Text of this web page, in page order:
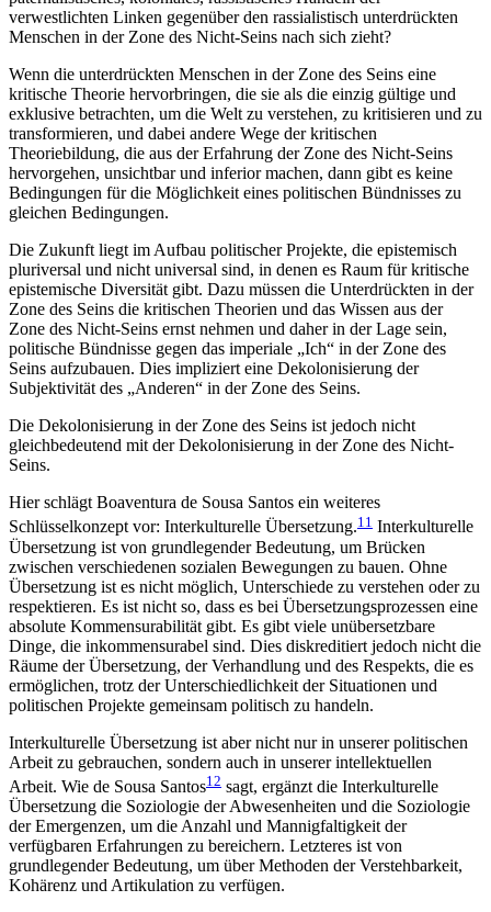
verwestlichten Linken gegenüber den rassialistisch unterdrückten
Menschen in der Zone des Nicht-Seins nach sich zieht?
Wenn die unterdrückten Menschen in der Zone des Seins eine
kritische Theorie hervorbringen, die sie als die einzig gültige und
exklusive betrachten, um die Welt zu verstehen, zu kritisieren und zu
transformieren, und dabei andere Wege der kritischen
Theoriebildung, die aus der Erfahrung der Zone des Nicht-Seins
hervorgehen, unsichtbar und inferior machen, dann gibt es keine
Bedingungen für die Möglichkeit eines politischen Bündnisses zu
gleichen Bedingungen.
Die Zukunft liegt im Aufbau politischer Projekte, die epistemisch
pluriversal und nicht universal sind, in denen es Raum für kritische
epistemische Diversität gibt. Dazu müssen die Unterdrückten in der
Zone des Seins die kritischen Theorien und das Wissen aus der
Zone des Nicht-Seins ernst nehmen und daher in der Lage sein,
politische Bündnisse gegen das imperiale „Ich“ in der Zone des
Seins aufzubauen. Dies impliziert eine Dekolonisierung der
Subjektivität des „Anderen“ in der Zone des Seins.
Die Dekolonisierung in der Zone des Seins ist jedoch nicht
gleichbedeutend mit der Dekolonisierung in der Zone des Nicht-
Seins.
Hier schlägt Boaventura de Sousa Santos ein weiteres
Schlüsselkonzept vor: Interkulturelle Übersetzung.11 Interkulturelle
Übersetzung ist von grundlegender Bedeutung, um Brücken
zwischen verschiedenen sozialen Bewegungen zu bauen. Ohne
Übersetzung ist es nicht möglich, Unterschiede zu verstehen oder zu
respektieren. Es ist nicht so, dass es bei Übersetzungsprozessen eine
absolute Kommensurabilität gibt. Es gibt viele unübersetzbare
Dinge, die inkommensurabel sind. Dies diskreditiert jedoch nicht die
Räume der Übersetzung, der Verhandlung und des Respekts, die es
ermöglichen, trotz der Unterschiedlichkeit der Situationen und
politischen Projekte gemeinsam politisch zu handeln.
Interkulturelle Übersetzung ist aber nicht nur in unserer politischen
Arbeit zu gebrauchen, sondern auch in unserer intellektuellen
Arbeit. Wie de Sousa Santos12 sagt, ergänzt die Interkulturelle
Übersetzung die Soziologie der Abwesenheiten und die Soziologie
der Emergenzen, um die Anzahl und Mannigfaltigkeit der
verfügbaren Erfahrungen zu bereichern. Letzteres ist von
grundlegender Bedeutung, um über Methoden der Verstehbarkeit,
Kohärenz und Artikulation zu verfügen.